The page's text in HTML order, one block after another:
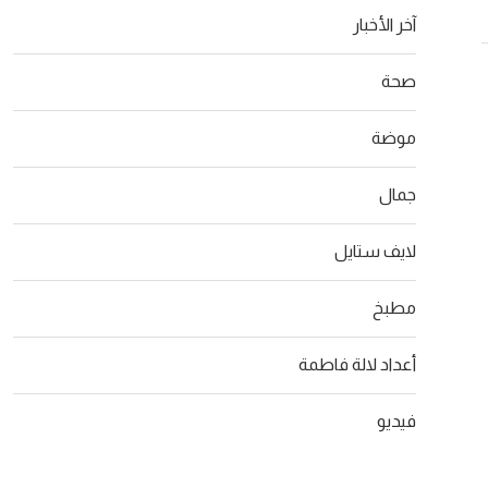
آخر الأخبار
صحة
موضة
جمال
لايف ستايل
مطبخ
أعداد لالة فاطمة
فيديو